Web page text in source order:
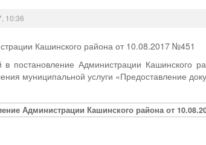
10:36
Кашинского района от 10.08.2017 №451
постановление Администрации Кашинского
муниципальной услуги «Предоставление
Администрации Кашинского района от